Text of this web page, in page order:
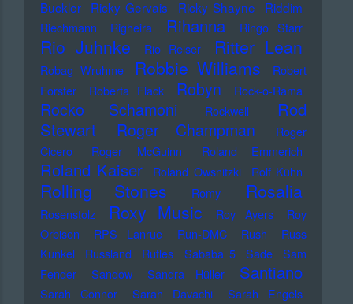
Buckler
Ricky Gervais Ricky Shayne Riddim
Riechmann Righeira Rihanna Ringo Starr
Rio Juhnke Rio Reiser Ritter Lean
Robag Wruhme Robbie Williams
Robert
Forster
Roberta Flack Robyn Rock-o-Rama
Rocko Schamoni Rockwell
Rod
Stewart
Roger Champman
Roger
Cicero
Roger McGuinn Roland Emmerich
Roland Kaiser Roland Owsnitzki Rolf Kühn
Rolling Stones Romy Rosalia
Rosenstolz Roxy Music Roy Ayers
Roy
Orbison
RPS Lanrue Run-DMC Rush
Russ
Kunkel
Russland Rutles Sababa 5 Sade
Sam
Fender
Sandow Sandra Hüller Santiano
Sarah Connor Sarah Davachi
Sarah Engels